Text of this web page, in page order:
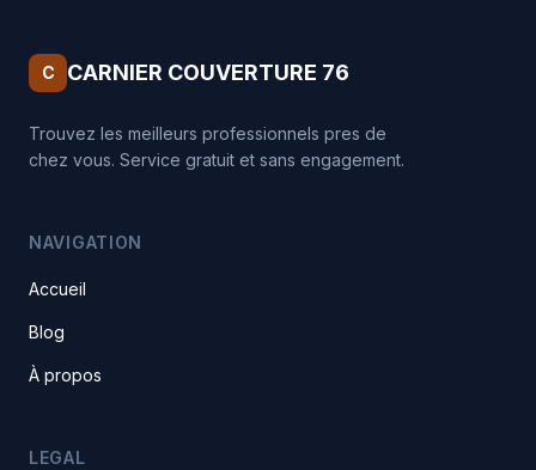
C CARNIER COUVERTURE 76
Trouvez les meilleurs professionnels pres de
chez vous. Service gratuit et sans engagement.
NAVIGATION
Accueil
Blog
À propos
LEGAL